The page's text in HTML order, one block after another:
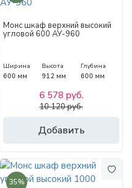
Монс шкаф верхний высокий
угловой 600 АУ-960
Ширина
600 мм
Высота
912 мм
Глубина
600 мм
Добавить
6 578 руб.
10 120 руб.
35%